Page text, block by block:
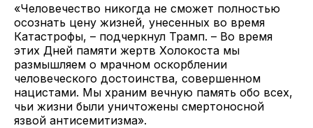
«Человечество никогда не сможет полностью
осознать цену жизней, унесенных во время
Катастрофы, – подчеркнул Трамп. – Во время
этих Дней памяти жертв Холокоста мы
размышляем о мрачном оскорблении
человеческого достоинства, совершенном
нацистами. Мы храним вечную память обо всех,
чьи жизни были уничтожены смертоносной
язвой антисемитизма».